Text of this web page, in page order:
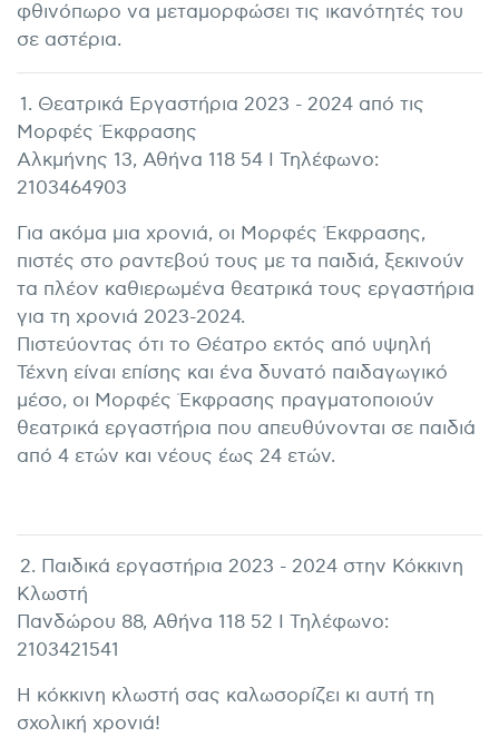
φθινόπωρο να μεταμορφώσει τις ικανότητές του
σε αστέρια.
1. Θεατρικά Εργαστήρια 2023 - 2024 από τις
Μορφές Έκφρασης
Αλκμήνης 13, Αθήνα 118 54 I Τηλέφωνο:
2103464903
Για ακόμα μια χρονιά, οι Μορφές Έκφρασης,
πιστές στο ραντεβού τους με τα παιδιά, ξεκινούν
τα πλέον καθιερωμένα θεατρικά τους εργαστήρια
για τη χρονιά 2023-2024.
Πιστεύοντας ότι το Θέατρο εκτός από υψηλή
Τέχνη είναι επίσης και ένα δυνατό παιδαγωγικό
μέσο, οι Μορφές Έκφρασης πραγματοποιούν
θεατρικά εργαστήρια που απευθύνονται σε παιδιά
από 4 ετών και νέους έως 24 ετών.
2. Παιδικά εργαστήρια 2023 - 2024 στην Κόκκινη
Κλωστή
Πανδώρου 88, Αθήνα 118 52 I Τηλέφωνο:
2103421541
Η κόκκινη κλωστή σας καλωσορίζει κι αυτή τη
σχολική χρονιά!